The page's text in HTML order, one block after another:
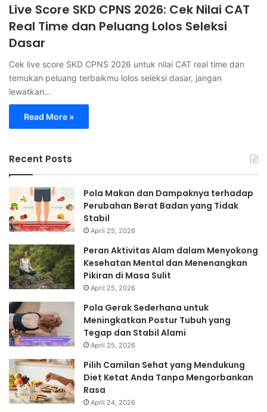
Live Score SKD CPNS 2026: Cek Nilai CAT
Real Time dan Peluang Lolos Seleksi
Dasar
Cek live score SKD CPNS 2026 untuk nilai CAT real time dan
temukan peluang terbaikmu lolos seleksi dasar, jangan
lewatkan…
Read More »
Recent Posts
Pola Makan dan Dampaknya terhadap
Perubahan Berat Badan yang Tidak
Stabil
April 25, 2026
Peran Aktivitas Alam dalam Menyokong
Kesehatan Mental dan Menenangkan
Pikiran di Masa Sulit
April 25, 2026
Pola Gerak Sederhana untuk
Meningkatkan Postur Tubuh yang
Tegap dan Stabil Alami
April 25, 2026
Pilih Camilan Sehat yang Mendukung
Diet Ketat Anda Tanpa Mengorbankan
Rasa
April 24, 2026